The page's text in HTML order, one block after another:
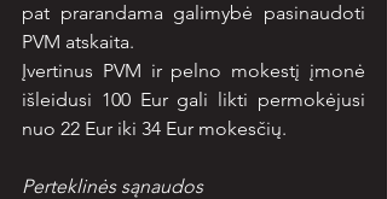
pat prarandama galimybė pasinaudoti
PVM atskaita.
Įvertinus PVM ir pelno mokestį įmonė
išleidusi 100 Eur gali likti permokėjusi
nuo 22 Eur iki 34 Eur mokesčių.
Perteklinės sąnaudos